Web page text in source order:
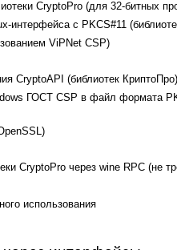
CryptoPro (для 32-битных
с PKCS#11
ViPNet CSP)
CryptoAPI (библиотек КриптоПро)
ГОСТ CSP в файл формата
через wine RPC (не
использования